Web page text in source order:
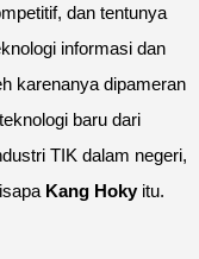
dan tentunya
informasi dan
karenanya dipameran
baru dari
TIK dalam negeri,
Kang Hoky itu.